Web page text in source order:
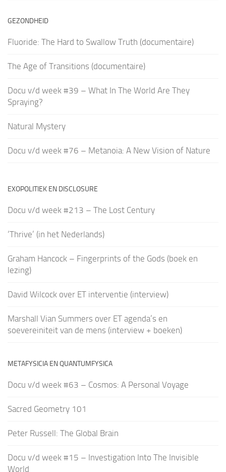
GEZONDHEID
Fluoride: The Hard to Swallow Truth (documentaire)
The Age of Transitions (documentaire)
Docu v/d week #39 – What In The World Are They
Spraying?
Natural Mystery
Docu v/d week #76 – Metanoia: A New Vision of Nature
EXOPOLITIEK EN DISCLOSURE
Docu v/d week #213 – The Lost Century
‘Thrive’ (in het Nederlands)
Graham Hancock – Fingerprints of the Gods (boek en
lezing)
David Wilcock over ET interventie (interview)
Marshall Vian Summers over ET agenda’s en
soevereiniteit van de mens (interview + boeken)
METAFYSICIA EN QUANTUMFYSICA
Docu v/d week #63 – Cosmos: A Personal Voyage
Sacred Geometry 101
Peter Russell: The Global Brain
Docu v/d week #15 – Investigation Into The Invisible
World